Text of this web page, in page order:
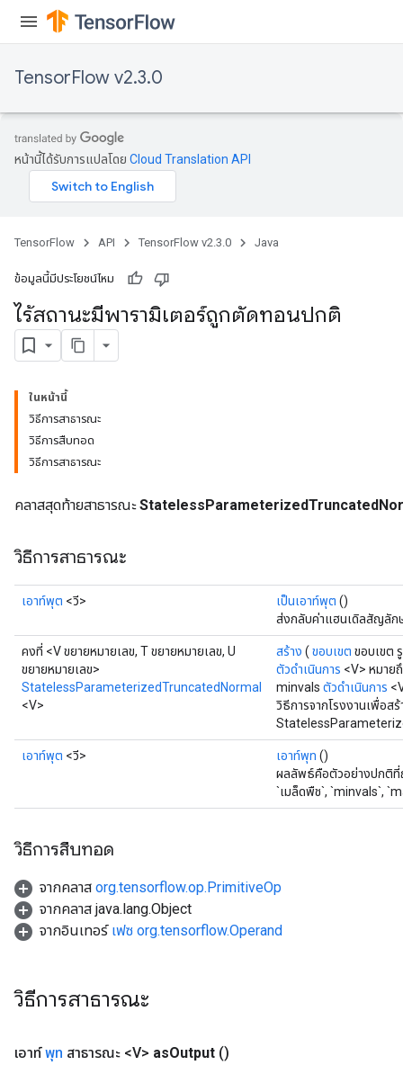
TensorFlow v2.3.0
หน้านี้ได้รับการแปลโดย Cloud Translation API
TensorFlow API TensorFlow v2.3.0 Java
ข้อมูลนี้มีประโยชน์ไหม
ไร้สถานะมีพารามิเตอร์ถูกตัดทอนปกติ
ในหน้านี้
วิธีการสาธารณะ
วิธีการสืบทอด
วิธีการสาธารณะ
คลาสสุดท้ายสาธารณะ
วิธีการสาธารณะ
เอาท์พุต <วี> เป็นเอาท์พุต ()
ส่งกลับค่าแฮนเดิลสัญลัก
คงที่ <V ขยายหมายเลข, T ขยายหมายเลข, U
ขยายหมายเลข>
StatelessParameterizedTruncatedNormal
<V>
สร้าง ( ขอบเขต ขอบเขต
ตัวดำเนินการ <V> หมาย
minvals ตัวดำเนินการ
วิธีการจากโรงงานเพื่อส
เอาท์พุต <วี> เอาท์พุท ()
ผลลัพธ์คือตัวอย่างปกติที่
`เมล็ดพืช`, `minvals`,
วิธีการสืบทอด
จากคลาส org.tensorflow.op.PrimitiveOp
จากคลาส java.lang.Object
จากอินเทอร์ เฟซ org.tensorflow.Operand
วิธีการสาธารณะ
เอาท์พุท สาธารณะ <V> asOutput ()